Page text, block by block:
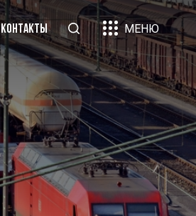
КОНТАКТЫ МЕНЮ